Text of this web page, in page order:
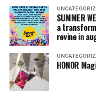
SUMMER
a
revine in
HONOR